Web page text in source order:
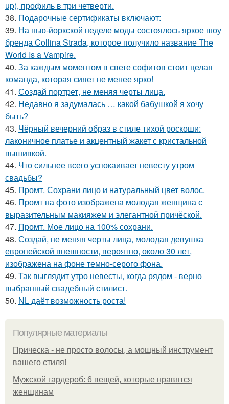
up), профиль в три четверти.
38. Подарочные сертификаты включают:
39. На нью-йоркской неделе моды состоялось яркое шоу
бренда Collina Strada, которое получило название The
World Is a Vampire.
40. За каждым моментом в свете софитов стоит целая
команда, которая сияет не менее ярко!
41. Создай портрет, не меняя черты лица.
42. Недавно я задумалась … какой бабушкой я хочу
быть?
43. Чёрный вечерний образ в стиле тихой роскоши:
лаконичное платье и акцентный жакет с кристальной
вышивкой.
44. Что сильнее всего успокаивает невесту утром
свадьбы?
45. Промт. Сохрани лицо и натуральный цвет волос.
46. Промт на фото изображена молодая женщина с
выразительным макияжем и элегантной причёской.
47. Промт. Мое лицо на 100% сохрани.
48. Создай, не меняя черты лица, молодая девушка
европейской внешности, вероятно, около 30 лет,
изображена на фоне темно-серого фона.
49. Так выглядит утро невесты, когда рядом - верно
выбранный свадебный стилист.
50. NL даёт возможность роста!
Популярные материалы
Прическа - не просто волосы, а мощный инструмент
вашего стиля!
Мужской гардероб: 6 вещей, которые нравятся
женщинам